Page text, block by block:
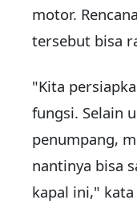
motor.
tersebut bisa
"Kita
fungsi. Selain
penumpang,
nantinya bisa
kapal ini,"